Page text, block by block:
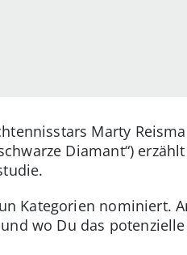
Marty
Diamant“)
Kategorien nominiert.
wo Du das